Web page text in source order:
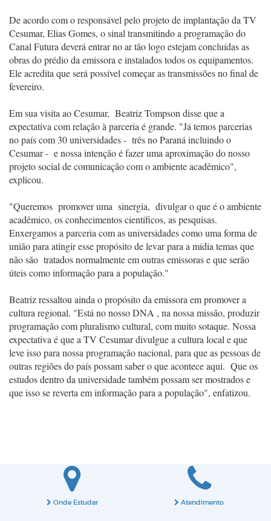
De acordo com o responsável pelo projeto de implantação da TV
Cesumar, EliasGomes, o sinal transmitindo a programação do
Canal Futura deverá entrar no artão logo estejam concluídas as
obras do prédio da emissora e instalados todosos equipamentos.
Ele acredita que será possível começar as transmissões nofinal de
fevereiro.
Em sua visita ao Cesumar, Beatriz Tompson disse que a
expectativa com relaçãoà parceria é grande. "Já temos parcerias
no país com 30 universidades - trêsno Paraná incluindo o
Cesumar - e nossa intenção é fazer uma aproximação donosso
projeto social de comunicação com o ambiente acadêmico",
explicou.
"Queremos promover uma sinergia, divulgar o que é o ambiente
acadêmico, osconhecimentos científicos, as pesquisas.
Enxergamos a parceria com asuniversidades como uma forma de
união para atingir esse propósito de levar para a mídia temas que
não são tratados normalmente em outras emissoras e que serão
úteis como informação para a população."
Beatriz ressaltou ainda o propósito da emissora em promover a
cultura regional. "Está no nosso DNA , na nossa missão, produzir
programação com pluralismocultural, com muito sotaque. Nossa
expectativa é que a TV Cesumar divulgue a cultura local e que
leve isso para nossa programação nacional, para que aspessoas de
outras regiões do país possam saber o que acontece aqui. Que os
estudos dentro da universidade também possam ser mostrados e
que isso sereverta em informação para a população", enfatizou.
Onde Estudar Atendimento